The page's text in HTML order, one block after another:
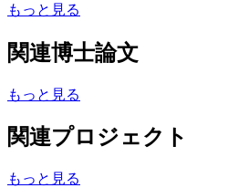
もっと見る
関連博士論文
もっと見る
関連プロジェクト
もっと見る